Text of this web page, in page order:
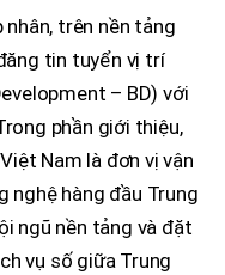
trên nền tảng
tin tuyển vị trí
– BD) với
phần giới thiệu,
Nam là đơn vị vận
nghệ hàng đầu Trung
ngũ nền tảng và đặt
vụ số giữa Trung